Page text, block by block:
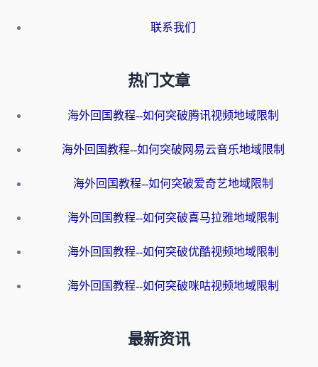
联系我们
热门文章
海外回国教程--如何突破腾讯视频地域限制
海外回国教程--如何突破网易云音乐地域限制
海外回国教程--如何突破爱奇艺地域限制
海外回国教程--如何突破喜马拉雅地域限制
海外回国教程--如何突破优酷视频地域限制
海外回国教程--如何突破咪咕视频地域限制
最新资讯